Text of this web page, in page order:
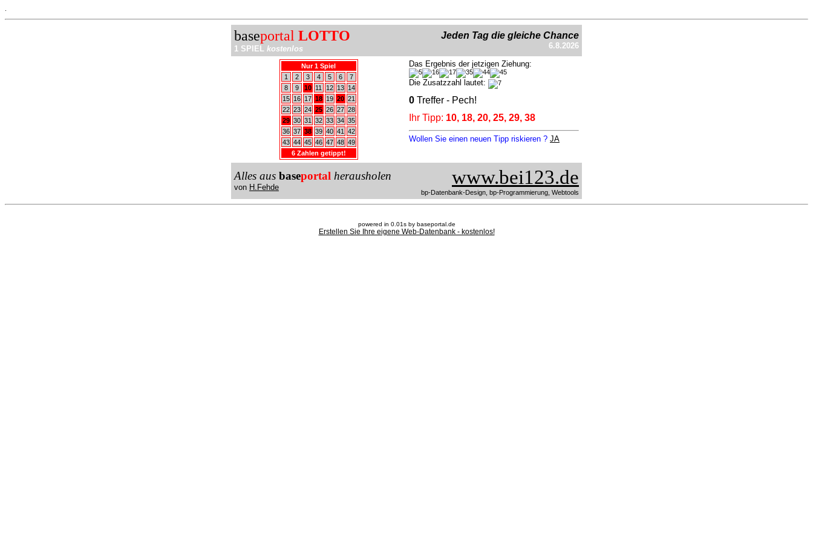
baseportal LOTTO
1 SPIEL kostenlos
Jeden Tag die gleiche Chance
6.8.2026
Nur 1 Spiel
1
2 3 4 5 6
7
8
9 10 11 12 13
14
15
16 17 18 19 20 21
22 23 24 25 26 27 28
29 30 31 32 33 34 35
36 37 38 39 40 41
42
43 44 45 46 47 48 49
6 Zahlen getippt!
Das Ergebnis der jetzigen Ziehung:
Die Zusatzzahl lautet:
0 Treffer - Pech!
Ihr Tipp: 10, 18, 20, 25, 29, 38
Wollen Sie einen neuen Tipp riskieren ? JA
Alles aus baseportal herausholen
von H.Fehde www.bei123.de
bp-Datenbank-Design, bp-Programmierung, Webtools
powered in 0.01s by baseportal.de
Erstellen Sie Ihre eigene Web-Datenbank - kostenlos!